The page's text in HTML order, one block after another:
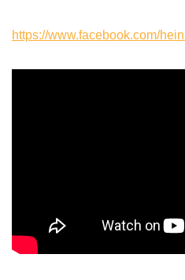
https://www.facebook.com/